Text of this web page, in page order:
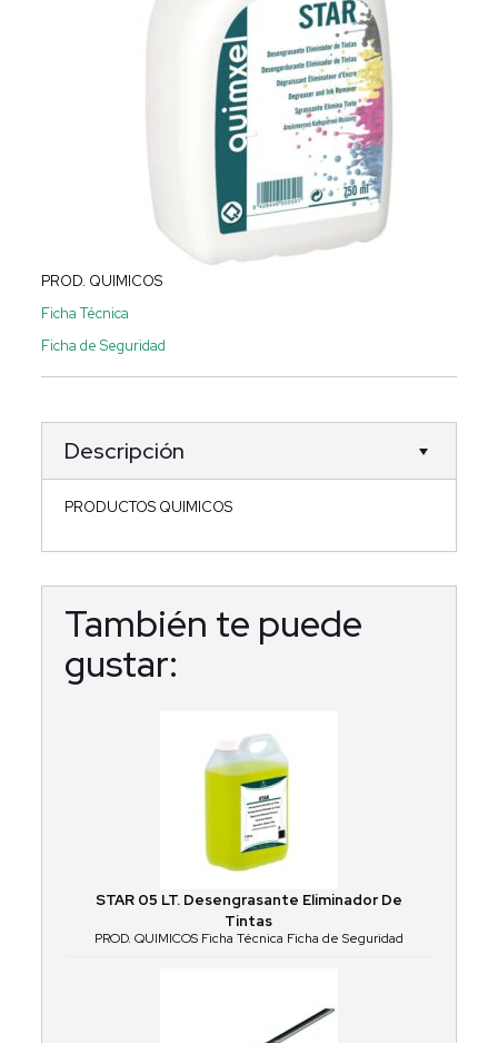
PROD. QUIMICOS
Ficha Técnica
Ficha de Seguridad
Descripción
PRODUCTOS QUIMICOS
También te puede
gustar:
STAR 05 LT. Desengrasante Eliminador De
Tintas
PROD. QUIMICOS Ficha Técnica Ficha de Seguridad